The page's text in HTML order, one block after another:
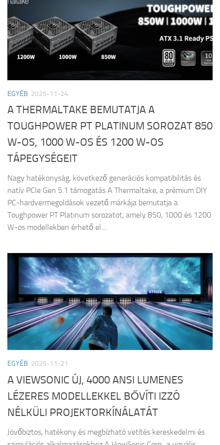
EGYÉB 2025-11-24
A THERMALTAKE BEMUTATJA A
TOUGHPOWER PT PLATINUM SOROZAT 850
W-OS, 1000 W-OS ÉS 1200 W-OS
TÁPEGYSÉGEIT
Nagy hatékonyság, következő generációs kompatibilitás és
natív PCIe Gen 5.1 támogatás A Thermaltake, a prémium DIY
PC-hardvermegoldások vezető márkája bemutatja a
Toughpower PT Platinum sorozatot, amely 850, 1000 és 1200
W-os modellekben érhető el....
EGYÉB 2025-11-21
A VIEWSONIC ÚJ, 4000 ANSI LUMENES
LÉZERES MODELLEKKEL BŐVÍTI IZZÓ
NÉLKÜLI PROJEKTORKÍNÁLATÁT
Jövőbiztos, hatékony és megbízható vetítés kereskedelmi és